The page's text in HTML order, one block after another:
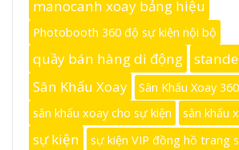
manocanh xoay bảng hiệu
Photobooth 360 độ sự kiện nội bộ
quầy bán hàng di động
Sân Khấu Xoay
Sân Khấu Xoay
sân khấu xoay cho sự kiện
sân khấu
sự kiện
sự kiện VIP đồng hồ trang